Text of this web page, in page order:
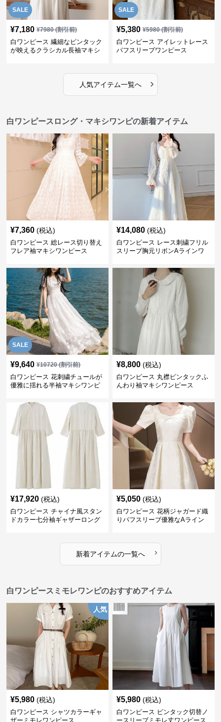
SALE
¥7,180 ¥7980(割引前)
白ワンピース 繊細なピンタック
が映えるクラシカル長袖マキシ
SALE
¥5,380 ¥5980(割引前)
白ワンピース アイレットレース
パフスリーブワンピース
人気アイテム一覧へ ›
白ワンピースロング・マキシワンピの新着アイテム
¥7,360 (税込)
白ワンピース 総レース切り替え
フレア袖マキシワンピース
¥14,080 (税込)
白ワンピース レース刺繍フリル
スリーブ胸元リボンAラインワ
SALE
¥9,640 ¥10720(割引前)
白ワンピース 花刺繍チュールが
優雅に揺れる半袖マキシワンピ
¥8,800 (税込)
白ワンピース 丸襟ピンタックふ
んわり袖マキシワンピース
¥17,920 (税込)
白ワンピース チャイナ風スタン
ドカラー七分袖ギャザーロング
¥5,050 (税込)
白ワンピース 花柄ジャガード織
りパフスリーブ優雅なAライン
新着アイテムの一覧へ ›
白ワンピースミモレワンピのおすすめアイテム
人気
¥5,980 (税込)
白ワンピース シャツカラーギャ
ザーミモレワンピース
¥5,980 (税込)
白ワンピース ピンタック切替ノ
ースリーブミモレ丈ワンピース